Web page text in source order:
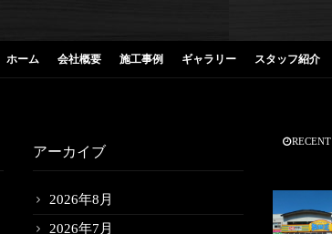
ホーム 会社概要 施工事例 ギャラリー スタッフ紹介
アーカイブ
2026年8月
2026年7月
RECENT